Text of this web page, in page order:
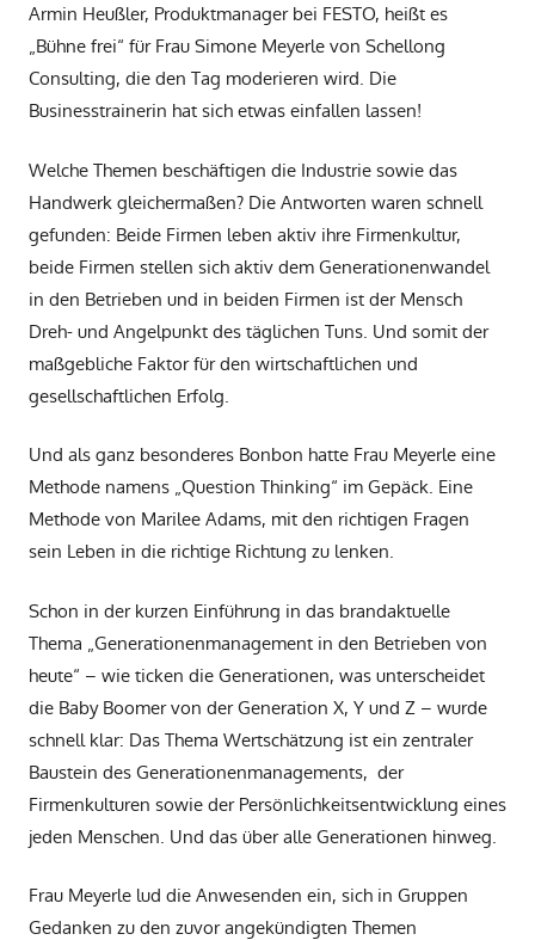
Armin Heußler, Produktmanager bei FESTO, heißt es
„Bühne frei“ für Frau Simone Meyerle von Schellong
Consulting, die den Tag moderieren wird. Die
Businesstrainerin hat sich etwas einfallen lassen!
Welche Themen beschäftigen die Industrie sowie das
Handwerk gleichermaßen? Die Antworten waren schnell
gefunden: Beide Firmen leben aktiv ihre Firmenkultur,
beide Firmen stellen sich aktiv dem Generationenwandel
in den Betrieben und in beiden Firmen ist der Mensch
Dreh- und Angelpunkt des täglichen Tuns. Und somit der
maßgebliche Faktor für den wirtschaftlichen und
gesellschaftlichen Erfolg.
Und als ganz besonderes Bonbon hatte Frau Meyerle eine
Methode namens „Question Thinking“ im Gepäck. Eine
Methode von Marilee Adams, mit den richtigen Fragen
sein Leben in die richtige Richtung zu lenken.
Schon in der kurzen Einführung in das brandaktuelle
Thema „Generationenmanagement in den Betrieben von
heute“ – wie ticken die Generationen, was unterscheidet
die Baby Boomer von der Generation X, Y und Z – wurde
schnell klar: Das Thema Wertschätzung ist ein zentraler
Baustein des Generationenmanagements, der
Firmenkulturen sowie der Persönlichkeitsentwicklung eines
jeden Menschen. Und das über alle Generationen hinweg.
Frau Meyerle lud die Anwesenden ein, sich in Gruppen
Gedanken zu den zuvor angekündigten Themen